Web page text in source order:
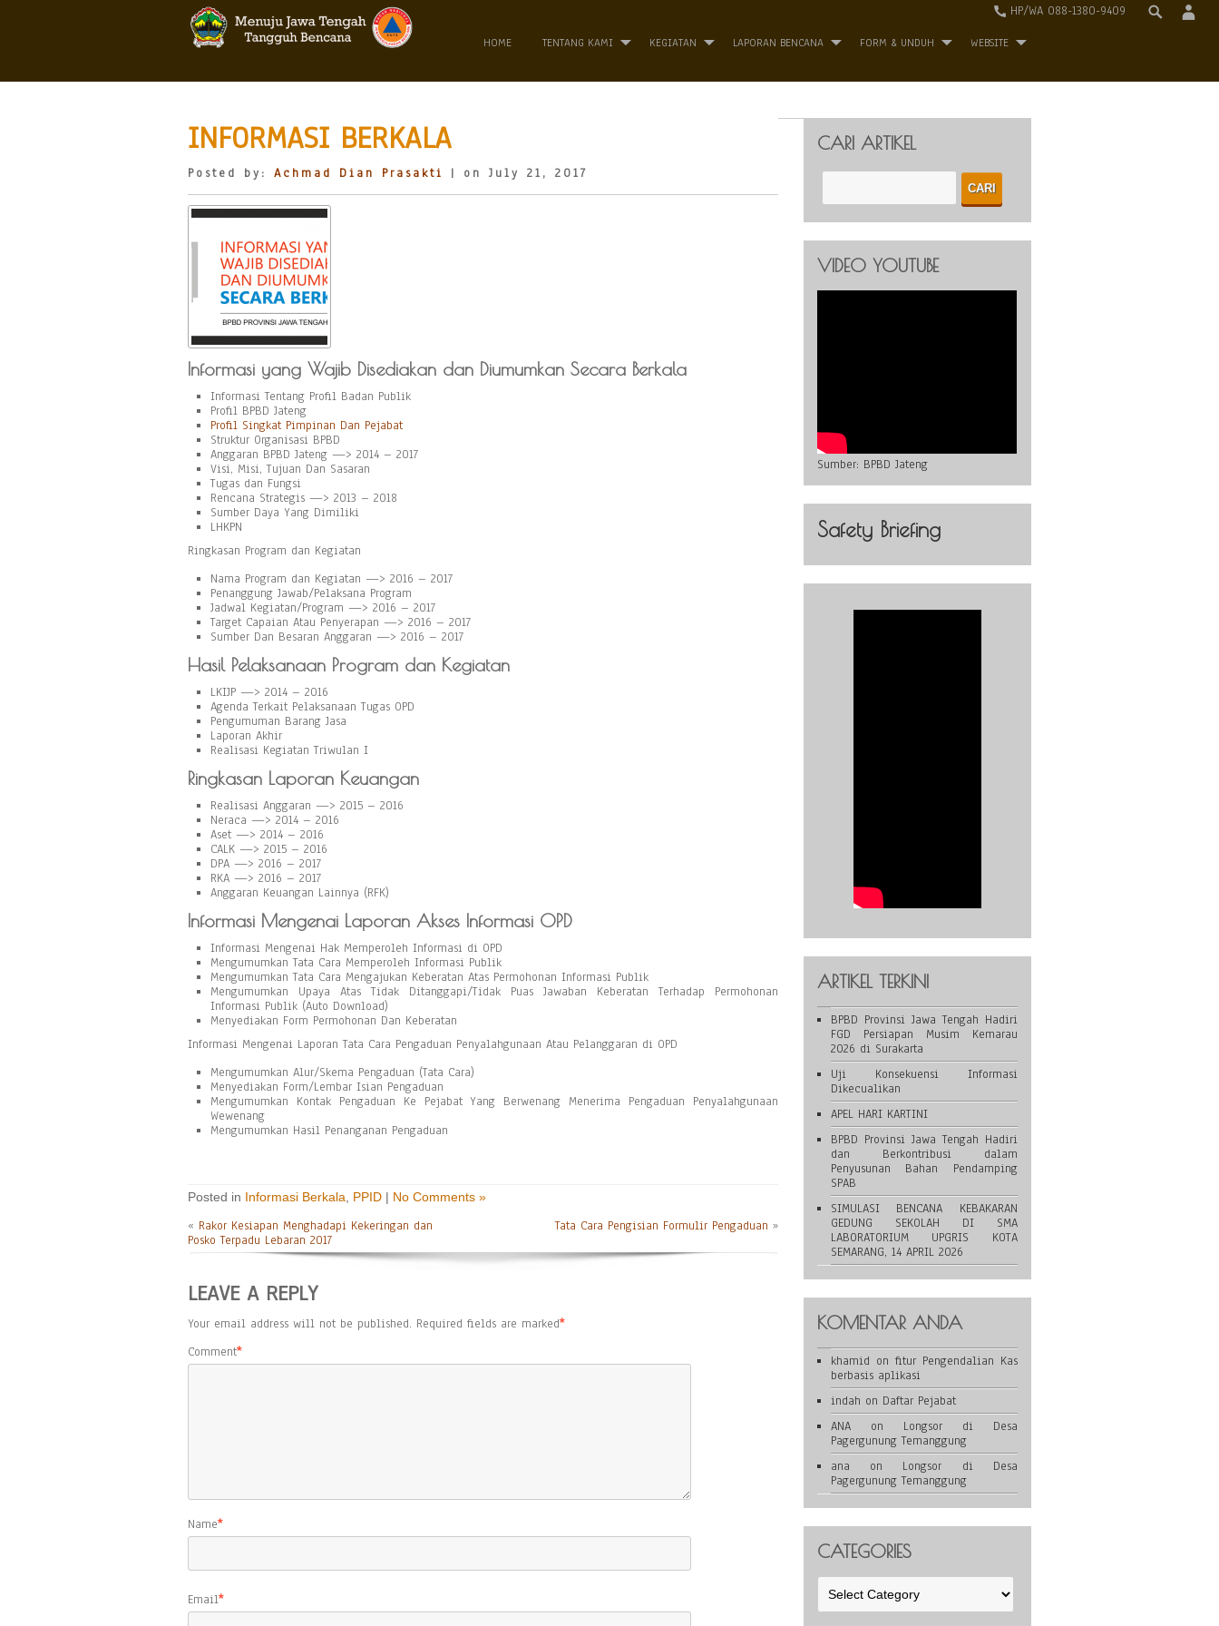
HP/WA 088-1380-9409
HOME TENTANG KAMI KEGIATAN LAPORAN BENCANA FORM & UNDUH WEBSITE
INFORMASI BERKALA
Posted by: Achmad Dian Prasakti | on July 21, 2017
Informasi yang Wajib Disediakan dan Diumumkan Secara Berkala
Informasi Tentang Profil Badan Publik
Profil BPBD Jateng
Profil Singkat Pimpinan Dan Pejabat
Struktur Organisasi BPBD
Anggaran BPBD Jateng —> 2014 – 2017
Visi, Misi, Tujuan Dan Sasaran
Tugas dan Fungsi
Rencana Strategis —> 2013 – 2018
Sumber Daya Yang Dimiliki
LHKPN
Ringkasan Program dan Kegiatan
Nama Program dan Kegiatan —> 2016 – 2017
Penanggung Jawab/Pelaksana Program
Jadwal Kegiatan/Program —> 2016 – 2017
Target Capaian Atau Penyerapan —> 2016 – 2017
Sumber Dan Besaran Anggaran —> 2016 – 2017
Hasil Pelaksanaan Program dan Kegiatan
LKIJP —> 2014 – 2016
Agenda Terkait Pelaksanaan Tugas OPD
Pengumuman Barang Jasa
Laporan Akhir
Realisasi Kegiatan Triwulan I
Ringkasan Laporan Keuangan
Realisasi Anggaran —> 2015 – 2016
Neraca —> 2014 – 2016
Aset —> 2014 – 2016
CALK —> 2015 – 2016
DPA —> 2016 – 2017
RKA —> 2016 – 2017
Anggaran Keuangan Lainnya (RFK)
Informasi Mengenai Laporan Akses Informasi OPD
Informasi Mengenai Hak Memperoleh Informasi di OPD
Mengumumkan Tata Cara Memperoleh Informasi Publik
Mengumumkan Tata Cara Mengajukan Keberatan Atas Permohonan Informasi Publik
Mengumumkan Upaya Atas Tidak Ditanggapi/Tidak Puas Jawaban Keberatan Terhadap Permohonan
Informasi Publik (Auto Download)
Menyediakan Form Permohonan Dan Keberatan
Informasi Mengenai Laporan Tata Cara Pengaduan Penyalahgunaan Atau Pelanggaran di OPD
Mengumumkan Alur/Skema Pengaduan (Tata Cara)
Menyediakan Form/Lembar Isian Pengaduan
Mengumumkan Kontak Pengaduan Ke Pejabat Yang Berwenang Menerima Pengaduan Penyalahgunaan
Wewenang
Mengumumkan Hasil Penanganan Pengaduan
Posted in Informasi Berkala PPID | No Comments »
« Rakor Kesiapan Menghadapi Kekeringan dan
Posko Terpadu Lebaran 2017
Tata Cara Pengisian Formulir Pengaduan »
LEAVE A REPLY
Your email address will not be published. Required fields are marked*
Comment*
Name*
Email*
CARI ARTIKEL
VIDEO YOUTUBE
Sumber: BPBD Jateng
Safety Briefing
ARTIKEL TERKINI
BPBD Provinsi Jawa Tengah Hadiri
FGD Persiapan Musim Kemarau
2026 di Surakarta
Uji Konsekuensi Informasi
Dikecualikan
APEL HARI KARTINI
BPBD Provinsi Jawa Tengah Hadiri
dan Berkontribusi dalam
Penyusunan Bahan Pendamping
SPAB
SIMULASI BENCANA KEBAKARAN
GEDUNG SEKOLAH DI SMA
LABORATORIUM UPGRIS KOTA
SEMARANG, 14 APRIL 2026
KOMENTAR ANDA
khamid on fitur Pengendalian Kas
berbasis aplikasi
indah on Daftar Pejabat
ANAon Longsor di Desa
Pagergunung Temanggung
ana on Longsor di Desa
Pagergunung Temanggung
CATEGORIES
Categories